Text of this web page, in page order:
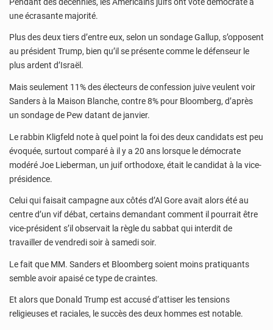
une écrasante majorité.
Plus des deux tiers d’entre eux, selon un sondage Gallup, s’opposent
au président Trump, bien qu’il se présente comme le défenseur le
plus ardent d’Israël.
Mais seulement 11% des électeurs de confession juive veulent voir
Sanders à la Maison Blanche, contre 8% pour Bloomberg, d’après
un sondage de Pew datant de janvier.
Le rabbin Kligfeld note à quel point la foi des deux candidats est peu
évoquée, surtout comparé à il y a 20 ans lorsque le démocrate
modéré Joe Lieberman, un juif orthodoxe, était le candidat à la vice-
présidence.
Celui qui faisait campagne aux côtés d’Al Gore avait alors été au
centre d’un vif débat, certains demandant comment il pourrait être
vice-président s’il observait la règle du sabbat qui interdit de
travailler de vendredi soir à samedi soir.
Le fait que MM. Sanders et Bloomberg soient moins pratiquants
semble avoir apaisé ce type de craintes.
Et alors que Donald Trump est accusé d’attiser les tensions
religieuses et raciales, le succès des deux hommes est notable.